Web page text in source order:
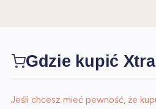
Gdzie kupić
Jeśli chcesz mieć pewność, że